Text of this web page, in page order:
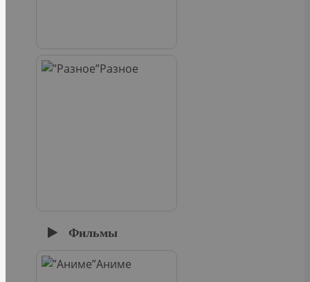
Разное
Фильмы
Аниме